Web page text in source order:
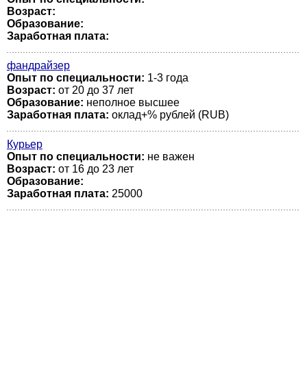
Возраст:
Образование:
Заработная плата:
фандрайзер
Опыт по специальности: 1-3 года
Возраст: от 20 до 37 лет
Образование: неполное высшее
Заработная плата: оклад+% рублей (RUB)
Курьер
Опыт по специальности: не важен
Возраст: от 16 до 23 лет
Образование:
Заработная плата: 25000